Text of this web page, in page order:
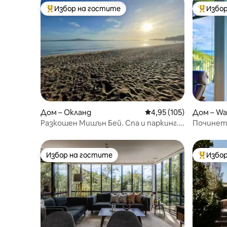
Най-популярен избор на гостите
Избор на гостите
Дом – Окланд Средна оценка: 4,95
4,95 (105)
Разкошен Мишън Бей. Спа и паркинг.
Най-
Дом –
Избор на гостите
Избор на гостите Най-